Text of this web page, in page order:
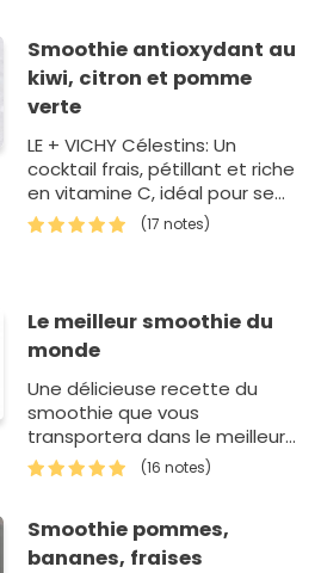
Smoothie antioxydant au
kiwi, citron et pomme
verte
LE + VICHY Célestins: Un
cocktail frais, pétillant et riche
en vitamine C, idéal pour se
rafraîchir en été avec les mi…
(17 notes)
Le meilleur smoothie du
monde
Une délicieuse recette du
smoothie que vous
transportera dans le meilleur
endroit tropicale et vous
revitalisera.
(16 notes)
Smoothie pommes,
bananes, fraises